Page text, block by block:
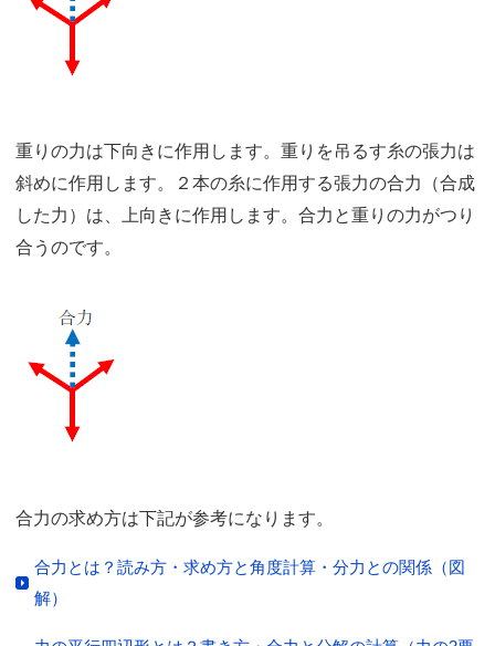
重りの力は下向きに作用します。重りを吊るす糸の張力は
斜めに作用します。２本の糸に作用する張力の合力（合成
した力）は、上向きに作用します。合力と重りの力がつり
合うのです。
合力の求め方は下記が参考になります。
合力とは？読み方・求め方と角度計算・分力との関係（図
解）